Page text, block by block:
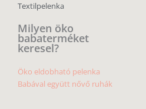
Textilpelenka
Milyen öko
babaterméket
keresel?
Öko eldobható pelenka
Babával együtt nővő ruhák